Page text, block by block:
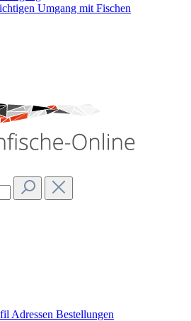
Umgang mit Fischen
Adressen Bestellungen